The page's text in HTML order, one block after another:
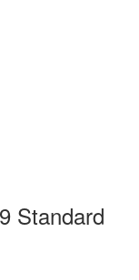
Standard